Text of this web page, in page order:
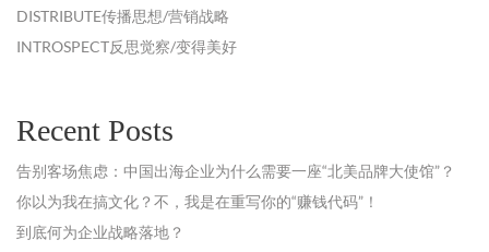
DISTRIBUTE传播思想/营销战略
INTROSPECT反思觉察/变得美好
Recent Posts
告别客场焦虑：中国出海企业为什么需要一座“北美品牌大使馆”？
你以为我在搞文化？不，我是在重写你的“赚钱代码”！
到底何为企业战略落地？